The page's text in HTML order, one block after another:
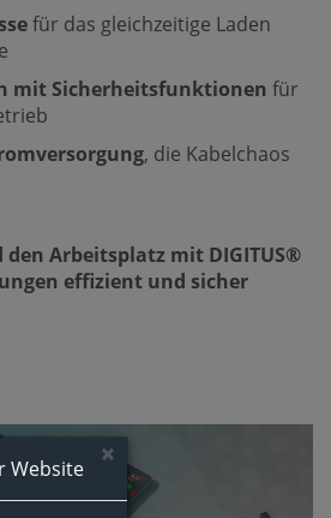
für das gleichzeitige Laden
mit Sicherheitsfunktionen für
, die Kabelchaos
den Arbeitsplatz mit DIGITUS®
effizient und sicher
×
Website